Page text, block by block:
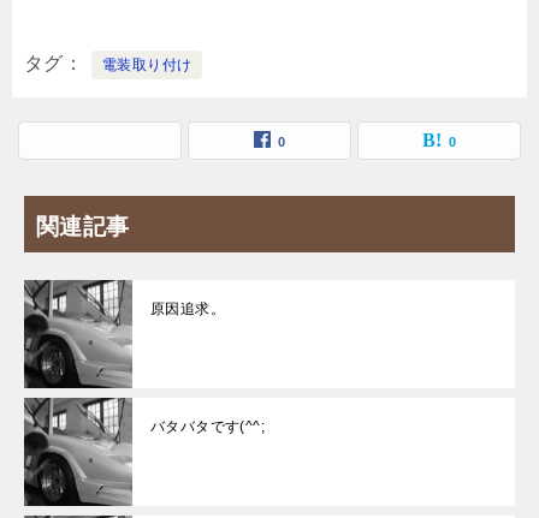
タグ 電装取り付け
0 0
関連記事
原因追求。
バタバタです(^^;